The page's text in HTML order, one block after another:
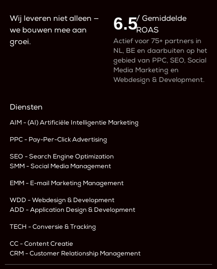
Wij leveren niet alleen —
we bouwen mee aan
groei.
6.5/ Gemiddelde
ROAS
Actief voor 75+ partners in
NL, BE en daarbuiten op het
gebied van PPC, SEO, Social
Media Marketing en
Webdesign & Development.
Diensten
AIM - (AI) Artificiële Intelligentie Marketing
PPC - Pay-Per-Click Advertising
SEO - Search Engine Optimization
SMM - Social Media Management
EMM - E-mail Marketing Management
WDD - Webdesign & Development
ADD - Application Design & Development
TECH - Conversie & Tracking
CC - Content Creatie
CRM - Customer Relationship Management